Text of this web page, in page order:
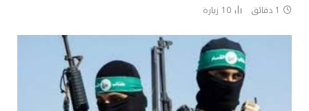
1 دقائق
10 زيارة